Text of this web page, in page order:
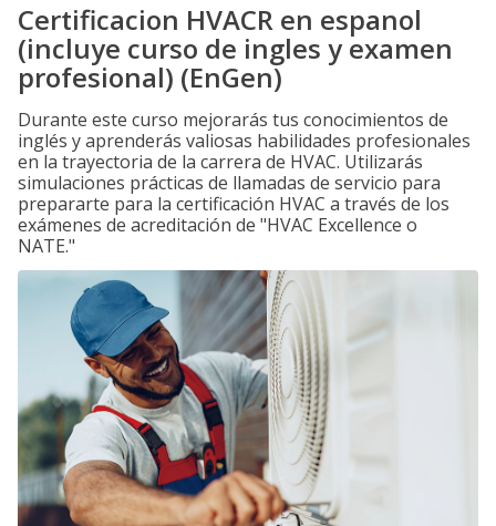
Certificacion HVACR en espanol
(incluye curso de ingles y examen
profesional) (EnGen)
Durante este curso mejorarás tus conocimientos de
inglés y aprenderás valiosas habilidades profesionales
en la trayectoria de la carrera de HVAC. Utilizarás
simulaciones prácticas de llamadas de servicio para
prepararte para la certificación HVAC a través de los
exámenes de acreditación de "HVAC Excellence o
NATE."